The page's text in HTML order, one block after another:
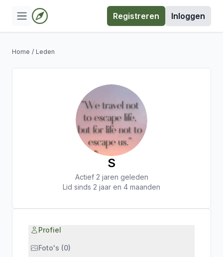
Registreren Inloggen
Home / Leden
S
Actief 2 jaren geleden
Lid sinds 2 jaar en 4 maanden
Profiel
Foto's (0)